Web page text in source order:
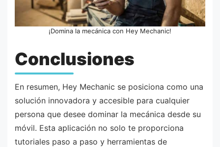
¡Domina la mecánica con Hey Mechanic!
Conclusiones
En resumen, Hey Mechanic se posiciona como una
solución innovadora y accesible para cualquier
persona que desee dominar la mecánica desde su
móvil. Esta aplicación no solo te proporciona
tutoriales paso a paso y herramientas de